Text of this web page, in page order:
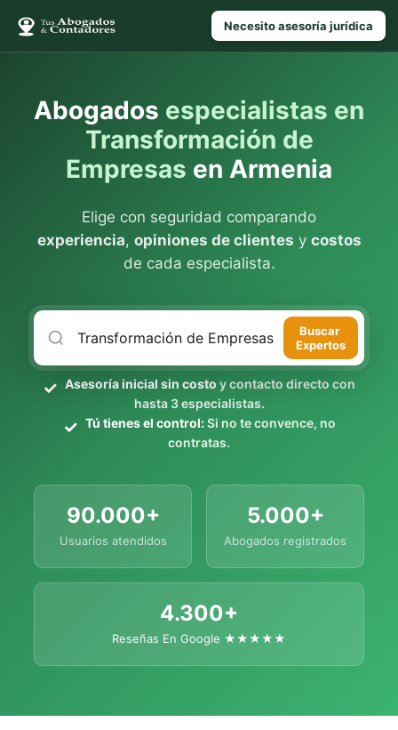
Necesito asesoría jurídica
Abogados especialistas en
Transformación de
Empresas en Armenia
Elige con seguridad comparando
experiencia, opiniones de clientes y costos
de cada especialista.
Buscar
Expertos
Asesoría inicial sin costo y contacto directo con
hasta 3 especialistas.
Tú tienes el control:Si no te convence, no
contratas.
90.000+
Usuarios atendidos
5.000+
Abogados registrados
4.300+
Reseñas En Google ★★★★★